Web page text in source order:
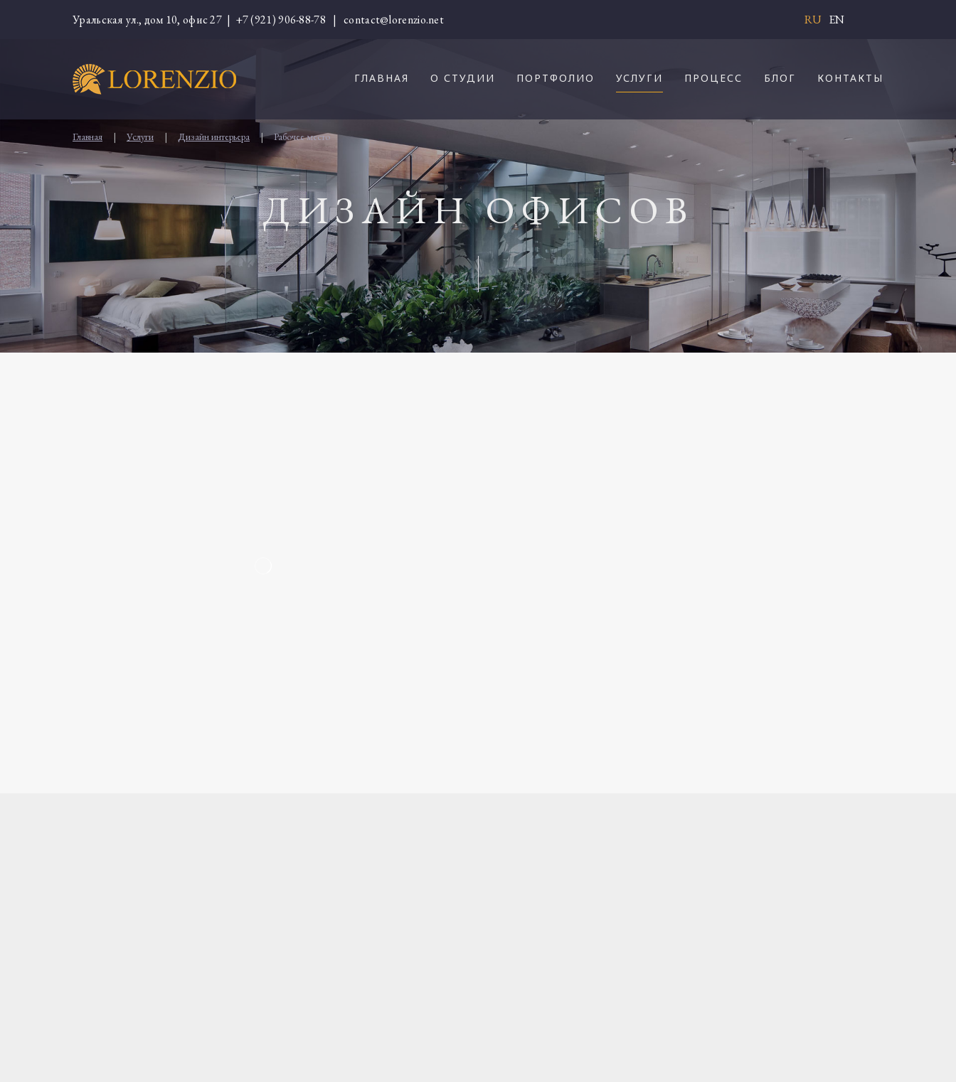
Уральская ул., дом 10, офис 27 | +7 (921) 906-88-78 |contact@lorenzio.net RU EN
ГЛАВНАЯ О СТУДИИ ПОРТФОЛИО УСЛУГИ ПРОЦЕСС БЛОГ КОНТАКТЫ
Главная | Услуги | Дизайн интерьера | Рабочее место
ДИЗАЙН ОФИСОВ